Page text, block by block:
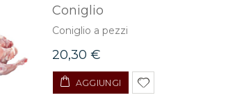
Coniglio
Coniglio a pezzi
20,30 €
AGGIUNGI